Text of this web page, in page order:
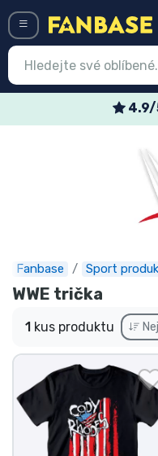
4.9/
Fanbase Sport
WWE trička
1 kus produktu
Speciální nabídky
Expresní
Předobjednat
Outlet produkty
Doprava a
Seriálové věci